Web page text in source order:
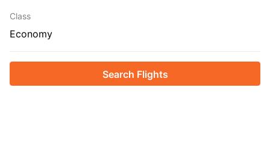
Class
Economy